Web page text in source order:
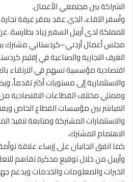
الشراكة بين مجتمعي الأعمال.
وأسفر اللقاء، الذي عقد بمقر غرفة
للمملكة لدى أربيل السفير زياد بطارسة،
مجلس أعمال أردني–كردستاني مشترك
الغرف التجارية والصناعية في إقليم
اقتصادية مؤسسية تسهم في الارتقاء
والاستثمارية إلى مستويات أكثر تقدماً،
وممثلي مختلف القطاعات الاقتصادية من
المباشر بين مؤسسات القطاع الخاص
والاستثمارات المشتركة ومتابعة تنفيذ
الاهتمام المشترك.
كما اتفق الجانبان على إرساء علاقة
وأربيل من خلال توقيع مذكرة تفاهم
الخبرات والمعلومات والخدمات ويدعم